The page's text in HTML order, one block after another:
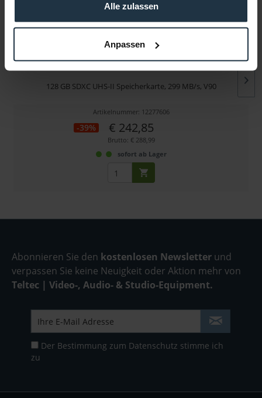
Alle zulassen
Anpassen
Sony SF-G128T TOUGH 128GB
128 GB SDXC UHS-II Speicherkarte, 299 MB/s, V90
Artikelnummer: 12277606
-39% € 242,85
Brutto: € 288,99
sofort ab Lager
Abonnieren Sie den kostenlosen Newsletter und
verpassen Sie keine Neuigkeit oder Aktion mehr von
Teltec | Video-, Audio- & Studio-Equipment.
Der Bestimmung zum Datenschutz stimme ich
zu